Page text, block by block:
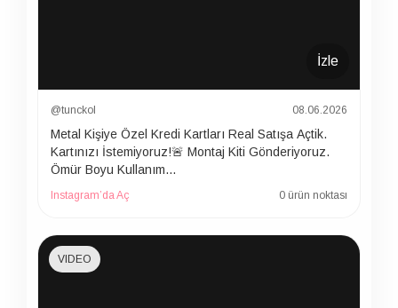
İzle
@tunckol 08.06.2026
Metal Kişiye Özel Kredi Kartları Real Satışa Açtik.
Kartınızı İstemiyoruz!🚨 Montaj Kiti Gönderiyoruz.
Ömür Boyu Kullanım…
Instagram’da Aç 0 ürün noktası
VIDEO